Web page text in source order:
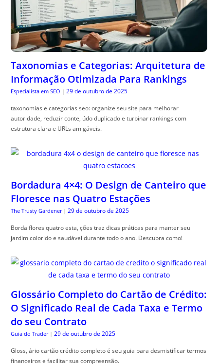
Taxonomias e Categorias: Arquitetura de
Informação Otimizada Para Rankings
Especialista em SEO | 29 de outubro de 2025
taxonomias e categorias seo: organize seu site para melhorar
autoridade, reduzir conte, údo duplicado e turbinar rankings com
estrutura clara e URLs amigáveis.
Bordadura 4×4: O Design de Canteiro que
Floresce nas Quatro Estações
The Trusty Gardener | 29 de outubro de 2025
Borda flores quatro esta, ções traz dicas práticas para manter seu
jardim colorido e saudável durante todo o ano. Descubra como!
Glossário Completo do Cartão de Crédito:
O Significado Real de Cada Taxa e Termo
do seu Contrato
Guia do Trader | 29 de outubro de 2025
Gloss, ário cartão crédito completo é seu guia para desmistificar termos
financeiros e facilitar sua compreensão.